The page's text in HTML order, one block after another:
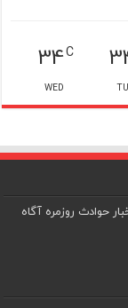
34C
WED
حوادث روزمره آگاه